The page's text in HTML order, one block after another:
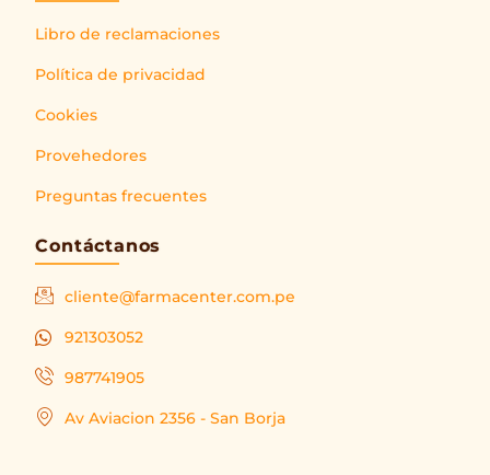
Libro de reclamaciones
Política de privacidad
Cookies
Provehedores
Preguntas frecuentes
Contáctanos
cliente@farmacenter.com.pe
921303052
987741905
Av Aviacion 2356 - San Borja